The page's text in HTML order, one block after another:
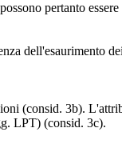
pertanto
dell'esaurimento
(consid. 3b).
LPT) (consid. 3c).